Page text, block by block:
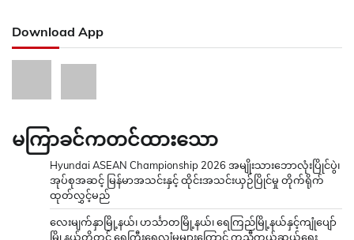
Download App
မကြာခင်ကတင်ထားသော
Hyundai ASEAN Championship 2026 အမျိုးသားဘောလုံးပြိုင်ပွဲ၊
အုပ်စုအဆင့် မြန်မာအသင်းနှင့် ထိုင်းအသင်းယှဉ်ပြိုင်မှု တိုက်ရိုက်
ထုတ်လွှင့်မည်
လေးမျက်နှာမြို့နယ်၊ ဟင်္သာတမြို့နယ်၊ ရေကြည်မြို့နယ်နှင့်ကျုံပျော်
မြို့နယ်တို့တွင် ရေကြီးရေလျှံမှုများကြောင့် ကူညီကယ်ဆယ်ရေး